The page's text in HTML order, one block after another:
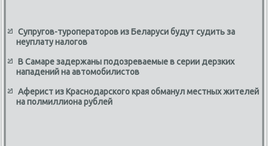
Супругов-туроператоров из Беларуси будут судить за
неуплату налогов
В Самаре задержаны подозреваемые в серии дерзких
нападений на автомобилистов
Аферист из Краснодарского края обманул местных жителей
на полмиллиона рублей